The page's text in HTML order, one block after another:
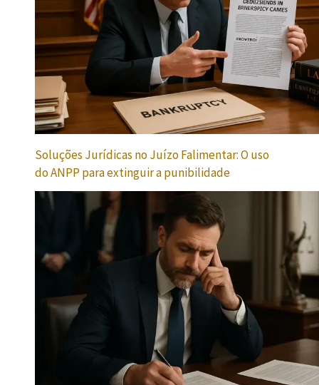
Soluções Jurídicas no Juízo Falimentar: O uso
do ANPP para extinguir a punibilidade